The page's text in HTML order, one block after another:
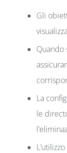
Gli
Quando
La
le